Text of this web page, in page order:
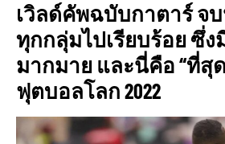
เวิลด์คัพฉบับกาตาร์ จ
ทุกกลุ่มไปเรียบร้อย ซึ่
มากมาย และนี่คือ “ที่สุ
ฟุตบอลโลก 2022